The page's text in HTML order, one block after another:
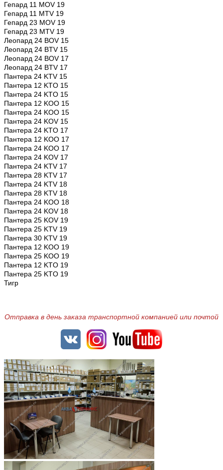
Гепард 11 MOV 19
Гепард 11 MTV 19
Гепард 23 MOV 19
Гепард 23 MTV 19
Леопард 24 BOV 15
Леопард 24 BTV 15
Леопард 24 BOV 17
Леопард 24 BTV 17
Пантера 24 KTV 15
Пантера 12 KTO 15
Пантера 24 KTO 15
Пантера 12 KOO 15
Пантера 24 KOO 15
Пантера 24 KOV 15
Пантера 24 KTO 17
Пантера 12 KOO 17
Пантера 24 KOO 17
Пантера 24 KOV 17
Пантера 24 KTV 17
Пантера 28 KTV 17
Пантера 24 KTV 18
Пантера 28 KTV 18
Пантера 24 KOO 18
Пантера 24 KOV 18
Пантера 25 KOV 19
Пантера 25 KTV 19
Пантера 30 KTV 19
Пантера 12 KOO 19
Пантера 25 KOO 19
Пантера 12 KTO 19
Пантера 25 KTO 19
Тигр
Отправка в день заказа транспортной компанией или почтой